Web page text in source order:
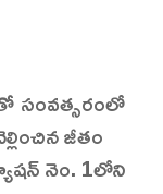
సంవత్సరంలో
జీతం
నెం. 1లోని